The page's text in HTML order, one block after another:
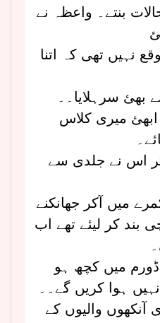
بنتے۔ واعظہ نے
نہیں تھی کہ اتنا
بھئ سرہلایا۔۔
ابھئ میری کلاس
کر اس نے جلدی سے
میں آکر جھانکنے
بند کر لیئے تھے اب
میں کچھ ہو
ہوا کریں گے۔۔
آنکھوں والیوں کے